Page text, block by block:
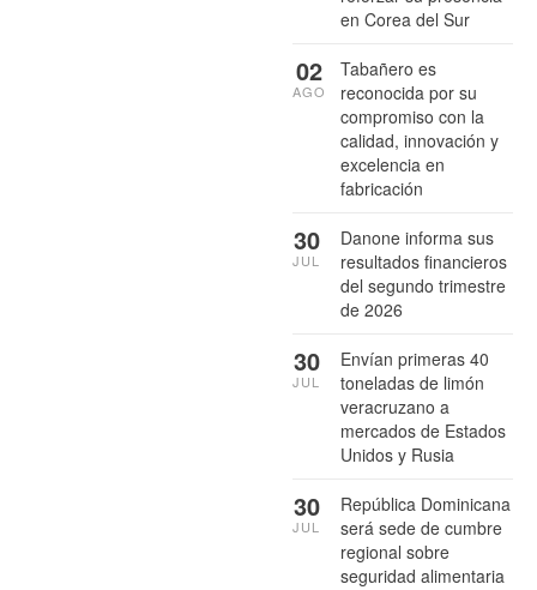
en Corea del Sur
Tabañero es
reconocida por su
compromiso con la
calidad, innovación y
excelencia en
fabricación
02
AGO
Danone informa sus
resultados financieros
del segundo trimestre
de 2026
30
JUL
Envían primeras 40
toneladas de limón
veracruzano a
mercados de Estados
Unidos y Rusia
30
JUL
República Dominicana
será sede de cumbre
regional sobre
seguridad alimentaria
30
JUL